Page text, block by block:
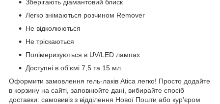
Зберігають діамантовий блиск
Легко знімаються розчином Remover
Не відколюються
Не тріскаються
Полімеризуються в UV/LED лампах
Доступні в об’ємі 7,5 та 15 мл.
Оформити замовлення гель-лаків Atica легко! Просто додайте
в корзину на сайті, заповнюйте дані, вибирайте спосіб
доставки: самовивіз з відділення Нової Пошти або кур'єром